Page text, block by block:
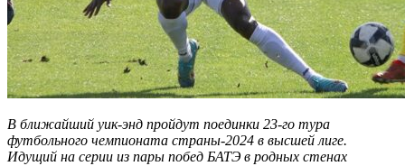
В ближайший уик-энд пройдут поединки 23-го тура
футбольного чемпионата страны-2024 в высшей лиге.
Идущий на серии из пары побед БАТЭ в родных стенах